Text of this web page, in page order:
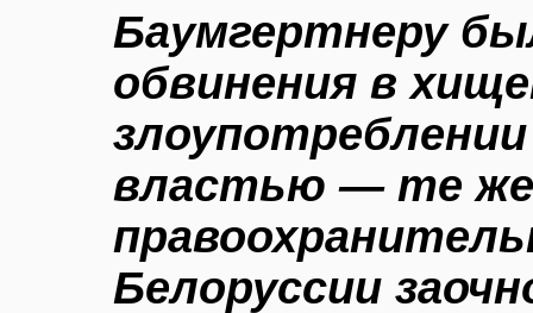
Баумгертнеру
обвинения в
властью — те же
Белоруссии